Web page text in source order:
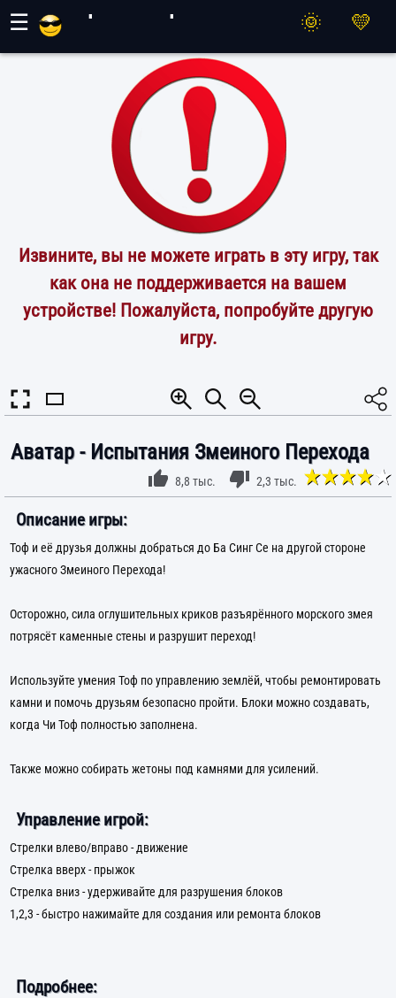
☰
Извините, вы не можете играть в эту игру, так
как она не поддерживается на вашем
устройстве! Пожалуйста, попробуйте другую
игру.
Аватар - Испытания Змеиного Перехода
8,8 тыс. 2,3 тыс.
Описание игры:
Тоф и её друзья должны добраться до Ба Синг Се на другой стороне
ужасного Змеиного Перехода!
Осторожно, сила оглушительных криков разъярённого морского змея
потрясёт каменные стены и разрушит переход!
Используйте умения Тоф по управлению землёй, чтобы ремонтировать
камни и помочь друзьям безопасно пройти. Блоки можно создавать,
когда Чи Тоф полностью заполнена.
Также можно собирать жетоны под камнями для усилений.
Управление игрой:
Стрелки влево/вправо - движение
Стрелка вверх - прыжок
Стрелка вниз - удерживайте для разрушения блоков
1,2,3 - быстро нажимайте для создания или ремонта блоков
Подробнее: